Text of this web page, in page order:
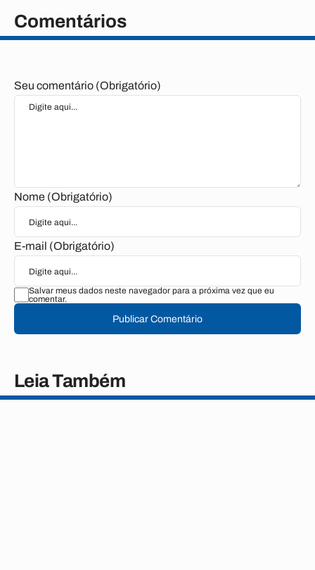
Comentários
Seu comentário (Obrigatório)
Nome (Obrigatório)
E-mail (Obrigatório)
Salvar meus dados neste navegador para a próxima vez que eu
comentar.
Publicar Comentário
Leia Também